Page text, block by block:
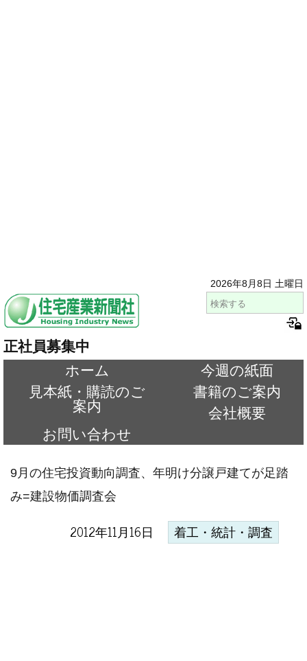
2026年8月8日 土曜日
正社員募集中
ホーム
今週の紙面
見本紙・購読のご
案内
書籍のご案内
会社概要
お問い合わせ
9月の住宅投資動向調査、年明け分譲戸建てが足踏
み=建設物価調査会
2012年11月16日 着工・統計・調査